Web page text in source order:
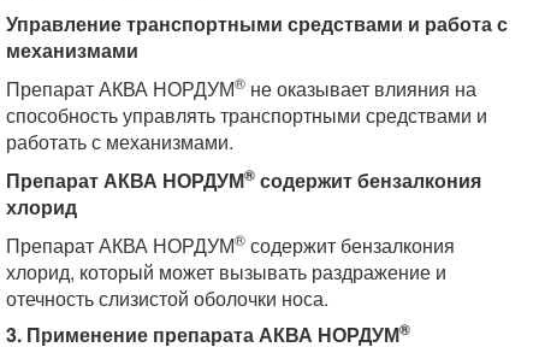
Управление транспортными средствами и работа с
механизмами
Препарат АКВА НОРДУМ® не оказывает влияния на
способность управлять транспортными средствами и
работать с механизмами.
Препарат АКВА НОРДУМ® содержит бензалкония
хлорид
Препарат АКВА НОРДУМ® содержит бензалкония
хлорид, который может вызывать раздражение и
отечность слизистой оболочки носа.
3. Применение препарата АКВА НОРДУМ®